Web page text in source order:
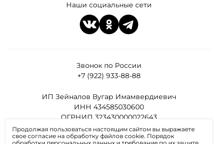
Звонок по России
+7 (922) 933-88-88
ИП Зейналов Вугар Имамвердиевич
ИНН 434585030600
ОГРНИП 323430000022643
Все права защищены
Наши социальные сети
Продолжая пользоваться настоящим сайтом вы выражаете
свое согласие на обработку файлов cookie. Порядок